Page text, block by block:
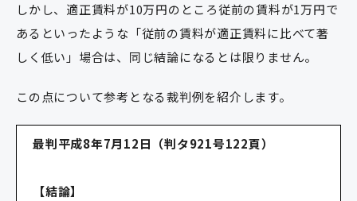
しかし、適正賃料が10万円のところ従前の賃料が1万円で
あるといったような「従前の賃料が適正賃料に比べて著
しく低い」場合は、同じ結論になるとは限りません。
この点について参考となる裁判例を紹介します。
最判平成8年7月12日（判タ921号122頁）
【結論】